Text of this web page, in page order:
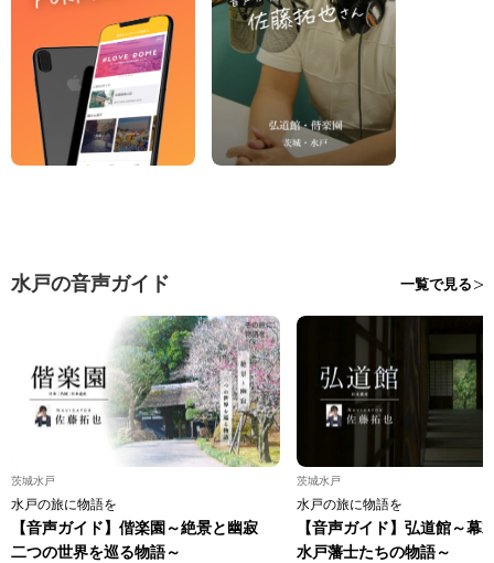
水戸の音声ガイド 一覧で見る
茨城水戸
水戸の旅に物語を
【音声ガイド】偕楽園～絶景と幽寂
二つの世界を巡る物語～
茨城水戸
水戸の旅に物語を
【音声ガイド】弘道館～幕
水戸藩士たちの物語～